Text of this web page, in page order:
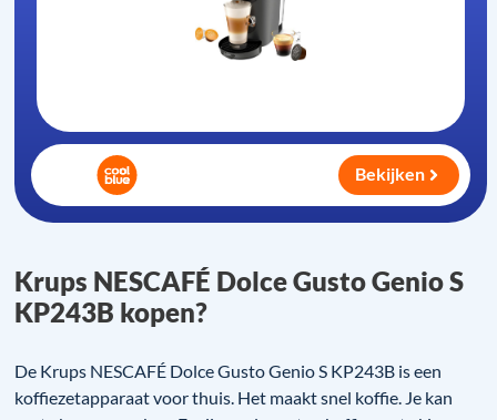
Krups NESCAFÉ Dolce Gusto Genio S
KP243B kopen?
De Krups NESCAFÉ Dolce Gusto Genio S KP243B is een
koffiezetapparaat voor thuis. Het maakt snel koffie. Je kan
Bekijken